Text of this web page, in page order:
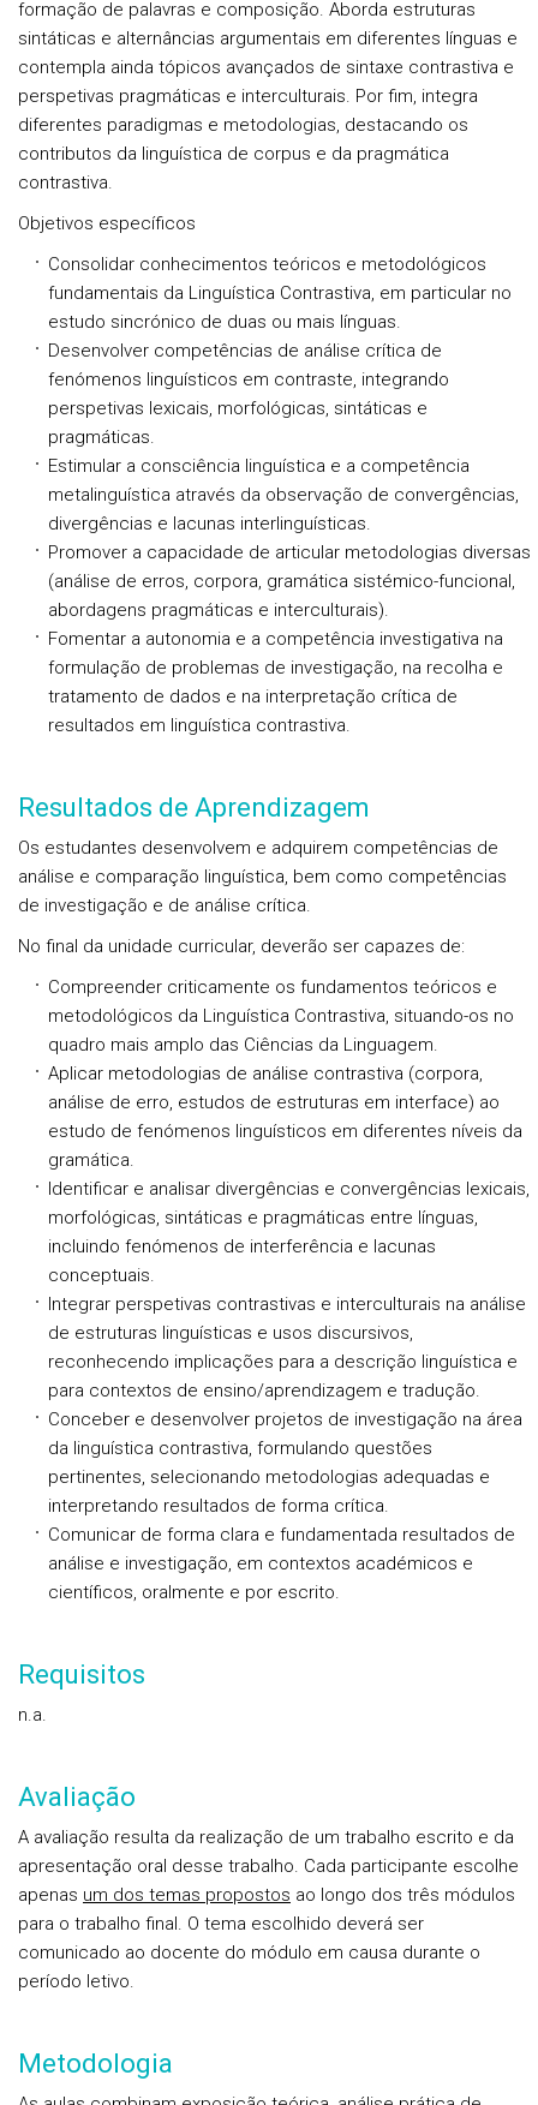
formação de palavras e composição. Aborda estruturas
sintáticas e alternâncias argumentais em diferentes línguas e
contempla ainda tópicos avançados de sintaxe contrastiva e
perspetivas pragmáticas e interculturais. Por fim, integra
diferentes paradigmas e metodologias, destacando os
contributos da linguística de corpus e da pragmática
contrastiva.
Objetivos específicos
Consolidar conhecimentos teóricos e metodológicos
fundamentais da Linguística Contrastiva, em particular no
estudo sincrónico de duas ou mais línguas.
Desenvolver competências de análise crítica de
fenómenos linguísticos em contraste, integrando
perspetivas lexicais, morfológicas, sintáticas e
pragmáticas.
Estimular a consciência linguística e a competência
metalinguística através da observação de convergências,
divergências e lacunas interlinguísticas.
Promover a capacidade de articular metodologias diversas
(análise de erros, corpora, gramática sistémico-funcional,
abordagens pragmáticas e interculturais).
Fomentar a autonomia e a competência investigativa na
formulação de problemas de investigação, na recolha e
tratamento de dados e na interpretação crítica de
resultados em linguística contrastiva.
Resultados de Aprendizagem
Os estudantes desenvolvem e adquirem competências de
análise e comparação linguística, bem como competências
de investigação e de análise crítica.
No final da unidade curricular, deverão ser capazes de:
Compreender criticamente os fundamentos teóricos e
metodológicos da Linguística Contrastiva, situando-os no
quadro mais amplo das Ciências da Linguagem.
Aplicar metodologias de análise contrastiva (corpora,
análise de erro, estudos de estruturas em interface) ao
estudo de fenómenos linguísticos em diferentes níveis da
gramática.
Identificar e analisar divergências e convergências lexicais,
morfológicas, sintáticas e pragmáticas entre línguas,
incluindo fenómenos de interferência e lacunas
conceptuais.
Integrar perspetivas contrastivas e interculturais na análise
de estruturas linguísticas e usos discursivos,
reconhecendo implicações para a descrição linguística e
para contextos de ensino/aprendizagem e tradução.
Conceber e desenvolver projetos de investigação na área
da linguística contrastiva, formulando questões
pertinentes, selecionando metodologias adequadas e
interpretando resultados de forma crítica.
Comunicar de forma clara e fundamentada resultados de
análise e investigação, em contextos académicos e
científicos, oralmente e por escrito.
Requisitos
n.a.
Avaliação
A avaliação resulta da realização de um trabalho escrito e da
apresentação oral desse trabalho. Cada participante escolhe
apenas um dos temas propostos ao longo dos três módulos
para o trabalho final. O tema escolhido deverá ser
comunicado ao docente do módulo em causa durante o
período letivo.
Metodologia